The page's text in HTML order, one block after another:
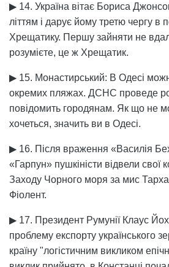
▶ 14. Україна вітає Бориса
літтям і дарує йому третю чергу в
Хрещатику. Першу зайняти не
розумієте, це ж Хрещатик.
▶ 15. Монастирський: В Одесі
окремих пляжах. ДСНС проведе
повідомить городянам. Як що не
хочеться, значить ви в Одесі.
▶ 16. Після враження «Василія
«Гарпун» пушкіністи відвели свої
Заходу Чорного моря за мис
Фіолент.
▶ 17. Президент Румунії Клаус
проблему експорту українського
країну "логістичним викликом